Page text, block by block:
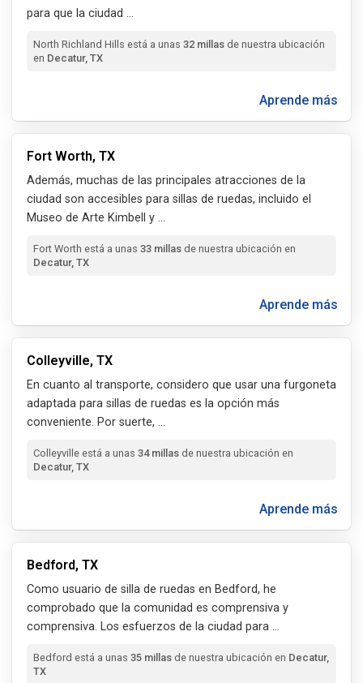
para que la ciudad ...
North Richland Hills está a unas 32 millas de nuestra ubicación
en Decatur, TX
Aprende más
Fort Worth, TX
Además, muchas de las principales atracciones de la
ciudad son accesibles para sillas de ruedas, incluido el
Museo de Arte Kimbell y ...
Fort Worth está a unas 33 millas de nuestra ubicación en
Decatur, TX
Aprende más
Colleyville, TX
En cuanto al transporte, considero que usar una furgoneta
adaptada para sillas de ruedas es la opción más
conveniente. Por suerte, ...
Colleyville está a unas 34 millas de nuestra ubicación en
Decatur, TX
Aprende más
Bedford, TX
Como usuario de silla de ruedas en Bedford, he
comprobado que la comunidad es comprensiva y
comprensiva. Los esfuerzos de la ciudad para ...
Bedford está a unas 35 millas de nuestra ubicación en Decatur,
TX